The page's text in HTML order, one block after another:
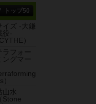
トップ50